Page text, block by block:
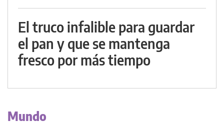
El truco infalible para guardar
el pan y que se mantenga
fresco por más tiempo
Mundo